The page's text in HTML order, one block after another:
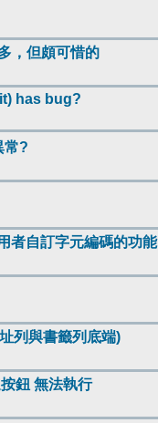
，但頗可惜的
has bug?
常?
者自訂字元編碼的功能
列與書籤列底端)
鈕 無法執行